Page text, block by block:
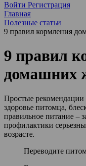
Войти Регистрация
Главная
Полезные статьи
9 правил кормления
9 правил
домашних
Простые рекомендации
здоровье питомца,
правильное питание –
профилактики
возрасте.
Переводите